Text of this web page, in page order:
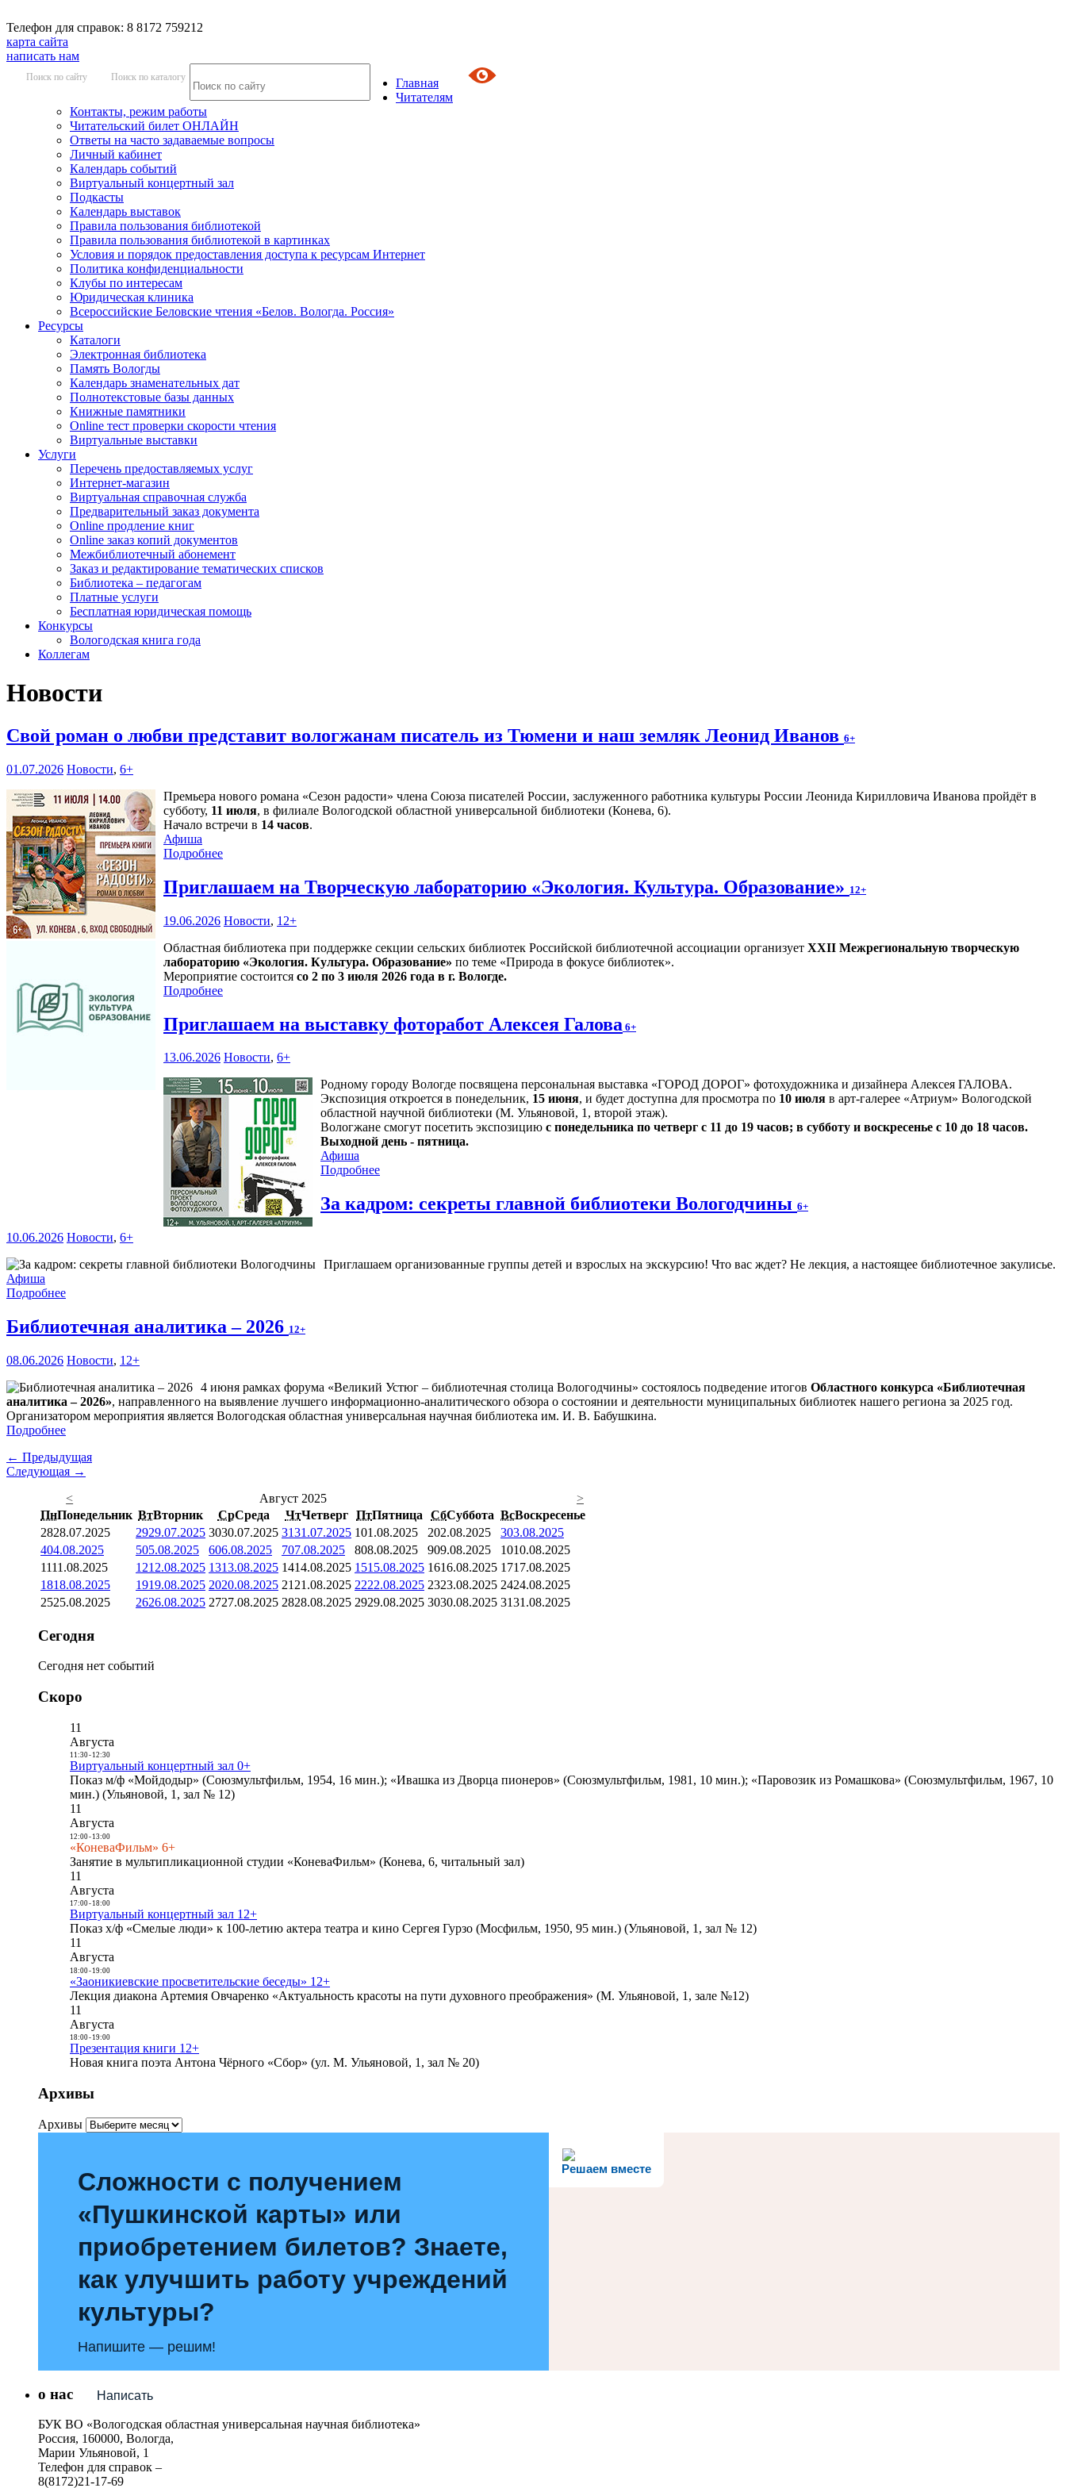
Телефон для справок: 8 8172 759212
карта сайта
написать нам
Поиск по сайту Поиск по каталогу
Главная
Читателям
Контакты, режим работы
Читательский билет ОНЛАЙН
Ответы на часто задаваемые вопросы
Личный кабинет
Календарь событий
Виртуальный концертный зал
Подкасты
Календарь выставок
Правила пользования библиотекой
Правила пользования библиотекой в картинках
Условия и порядок предоставления доступа к ресурсам Интернет
Политика конфиденциальности
Клубы по интересам
Юридическая клиника
Всероссийские Беловские чтения «Белов. Вологда. Россия»
Ресурсы
Каталоги
Электронная библиотека
Память Вологды
Календарь знаменательных дат
Полнотекстовые базы данных
Книжные памятники
Online тест проверки скорости чтения
Виртуальные выставки
Услуги
Перечень предоставляемых услуг
Интернет-магазин
Виртуальная справочная служба
Предварительный заказ документа
Online продление книг
Online заказ копий документов
Межбиблиотечный абонемент
Заказ и редактирование тематических списков
Библиотека – педагогам
Платные услуги
Бесплатная юридическая помощь
Конкурсы
Вологодская книга года
Коллегам
Новости
Свой роман о любви представит вологжанам писатель из Тюмени и наш земляк Леонид Иванов 6+
01.07.2026 Новости, 6+
Премьера нового романа «Сезон радости» члена Союза писателей России, заслуженного работника культуры России Леонида Кирилловича Иванова пройдёт в
субботу, 11 июля, в филиале Вологодской областной универсальной библиотеки (Конева, 6).
Начало встречи в 14 часов.
Афиша
Подробнее
Приглашаем на Творческую лабораторию «Экология. Культура. Образование» 12+
19.06.2026 Новости, 12+
Областная библиотека при поддержке секции сельских библиотек Российской библиотечной ассоциации организует XXII Межрегиональную творческую
лабораторию «Экология. Культура. Образование» по теме «Природа в фокусе библиотек».
Мероприятие состоится со 2 по 3 июля 2026 года в г. Вологде.
Подробнее
Приглашаем на выставку фоторабот Алексея Галова 6+
13.06.2026 Новости, 6+
Родному городу Вологде посвящена персональная выставка «ГОРОД ДОРОГ» фотохудожника и дизайнера Алексея ГАЛОВА.
Экспозиция откроется в понедельник, 15 июня, и будет доступна для просмотра по 10 июля в арт-галерее «Атриум» Вологодской
областной научной библиотеки (М. Ульяновой, 1, второй этаж).
Вологжане смогут посетить экспозицию с понедельника по четверг с 11 до 19 часов; в субботу и воскресенье с 10 до 18 часов.
Выходной день - пятница.
Афиша
Подробнее
За кадром: секреты главной библиотеки Вологодчины 6+
10.06.2026 Новости, 6+
Приглашаем организованные группы детей и взрослых на экскурсию! Что вас ждет? Не лекция, а настоящее библиотечное закулисье.
Афиша
Подробнее
Библиотечная аналитика – 2026 12+
08.06.2026 Новости, 12+
4 июня рамках форума «Великий Устюг – библиотечная столица Вологодчины» состоялось подведение итогов Областного конкурса «Библиотечная
аналитика – 2026», направленного на выявление лучшего информационно-аналитического обзора о состоянии и деятельности муниципальных библиотек нашего региона за 2025 год.
Организатором мероприятия является Вологодская областная универсальная научная библиотека им. И. В. Бабушкина.
Подробнее
← Предыдущая
Следующая →
<
Август 2025
>
ПнПонедельник ВтВторник СрСреда ЧтЧетверг ПтПятница СбСуббота ВсВоскресенье
2828.07.2025 2929.07.2025 3030.07.2025 3131.07.2025 101.08.2025 202.08.2025 303.08.2025
404.08.2025 505.08.2025 606.08.2025 707.08.2025 808.08.2025 909.08.2025 1010.08.2025
1111.08.2025 1212.08.2025 1313.08.2025 1414.08.2025 1515.08.2025 1616.08.2025 1717.08.2025
1818.08.2025 1919.08.2025 2020.08.2025 21 21.08.2025 2222.08.2025 2323.08.2025 2424.08.2025
2525.08.2025 2626.08.2025 2727.08.2025 2828.08.2025 2929.08.2025 3030.08.2025 3131.08.2025
Сегодня
Сегодня нет событий
Скоро
11
Августа
11:30- 12:30
Виртуальный концертный зал 0+
Показ м/ф «Мойдодыр» (Союзмультфильм, 1954, 16 мин.); «Ивашка из Дворца пионеров» (Союзмультфильм, 1981, 10 мин.); «Паровозик из Ромашкова» (Союзмультфильм, 1967, 10
мин.) (Ульяновой, 1, зал № 12)
11
Августа
12:00- 13:00
«КоневаФильм» 6+
Занятие в мультипликационной студии «КоневаФильм» (Конева, 6, читальный зал)
11
Августа
17:00- 18:00
Виртуальный концертный зал 12+
Показ х/ф «Смелые люди» к 100-летию актера театра и кино Сергея Гурзо (Мосфильм, 1950, 95 мин.) (Ульяновой, 1, зал № 12)
11
Августа
18:00- 19:00
«Заоникиевские просветительские беседы» 12+
Лекция диакона Артемия Овчаренко «Актуальность красоты на пути духовного преображения» (М. Ульяновой, 1, зале №12)
11
Августа
18:00- 19:00
Презентация книги 12+
Новая книга поэта Антона Чёрного «Сбор» (ул. М. Ульяновой, 1, зал № 20)
Архивы
Архивы
Решаем вместе
Сложности с получением
«Пушкинской карты» или
приобретением билетов? Знаете,
как улучшить работу учреждений
культуры?
Напишите — решим!
Написать
о нас
БУК ВО «Вологодская областная универсальная научная библиотека»
Россия, 160000, Вологда,
Марии Ульяновой, 1
Телефон для справок –
8(8172)21-17-69